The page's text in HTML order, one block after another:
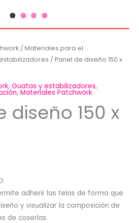
/ Materiales para el
/ Panel de diseño 150 x
, Guatas y estabilizadores,
, Materiales Patchwork
diseño 150 x
adherir las telas de forma que
y visualizar la composición de
de coserlas.